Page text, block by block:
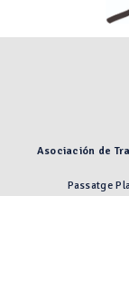
Asociación de
Passatge